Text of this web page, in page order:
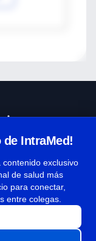
de IntraMed!
exclusivo
de salud más
para conectar,
entre colegas.
1997-2026